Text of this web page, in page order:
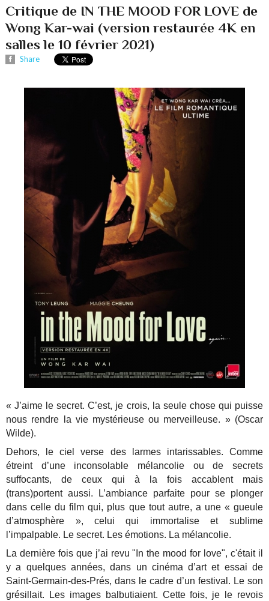
Critique de IN THE MOOD FOR LOVE de
Wong Kar-wai (version restaurée 4K en
salles le 10 février 2021)
Share
« J’aime le secret. C’est, je crois, la seule chose qui puisse
nous rendre la vie mystérieuse ou merveilleuse. » (Oscar
Wilde).
Dehors, le ciel verse des larmes intarissables. Comme
étreint d’une inconsolable mélancolie ou de secrets
suffocants, de ceux qui à la fois accablent mais
(trans)portent aussi. L’ambiance parfaite pour se plonger
dans celle du film qui, plus que tout autre, a une « gueule
d’atmosphère », celui qui immortalise et sublime
l’impalpable. Le secret. Les émotions. La mélancolie.
La dernière fois que j’ai revu "In the mood for love", c'était il
y a quelques années, dans un cinéma d’art et essai de
Saint-Germain-des-Prés, dans le cadre d’un festival. Le son
grésillait. Les images balbutiaient. Cette fois, je le revois